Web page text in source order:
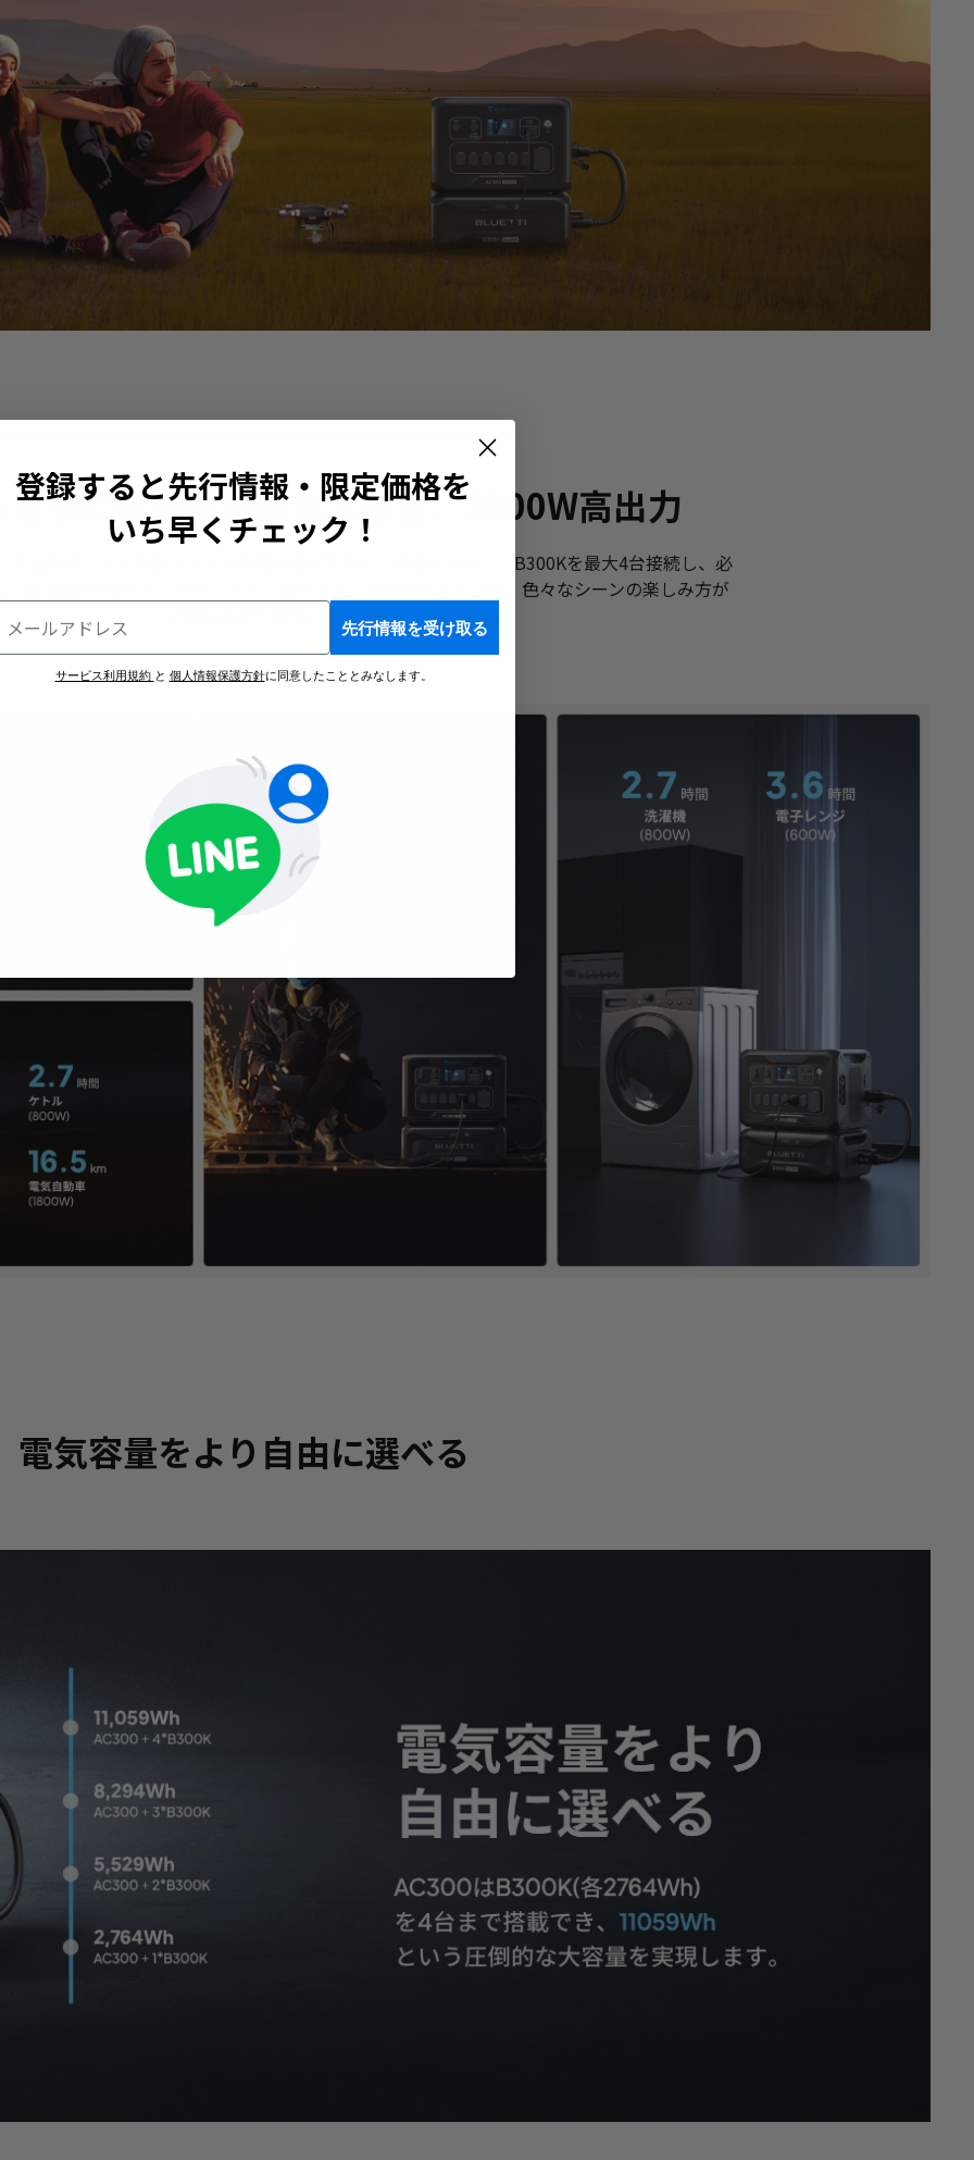
らに拡張も可能な大容量、3000W高出力
入出力ポートと制御システムを備えるAC300に、拡張バッテリーB300Kを最大4台接続し、必
AC300のパワーで、キャンプも、車中泊も、ワーケーションも、色々なシーンの楽しみ方が
電気容量をより自由に選べる
登録すると先行情報・限定価格を
いち早くチェック！
先行情報を受け取る
サービス利用規約 と 個人情報保護方針に同意したこととみなします。